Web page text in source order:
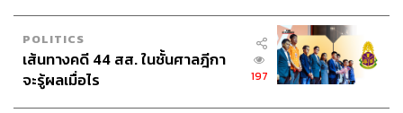
ทั้งไทยและเทศไว้มากมาย พวกเขาเลือกที่จะนำเสนองาน
ศิลปะผ่านประสบการณ์ในการทำงานที่เพาะบ่มมาอย่างเข้ม
ข้น และสร้างสรรค์มาจากสิ่งที่เขาเป็นในปัจจุบัน หรือเคยเป็น
มาก่อนในอดีต โดยไล่เรียงรายชื่อมาตั้งแต่ Lolay (โลเล),
POLITICS
เส้นทางคดี 44 สส. ในชั้นศาลฎีกา
จะรู้ผลเมื่อไร
197